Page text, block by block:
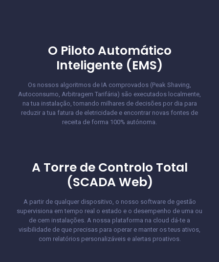
O Piloto Automático
Inteligente (EMS)
Os nossos algoritmos de IA comprovados (Peak Shaving,
Autoconsumo, Arbitragem Tarifária) são executados localmente,
na tua instalação, tomando milhares de decisões por dia para
reduzir a tua fatura de eletricidade e encontrar novas fontes de
receita de forma 100% autónoma.
A Torre de Controlo Total
(SCADA Web)
A partir de qualquer dispositivo, o nosso software de gestão
supervisiona em tempo real o estado e o desempenho de uma ou
de cem instalações. A nossa plataforma na cloud dá-te a
visibilidade de que precisas para operar e manter os teus ativos,
com relatórios personalizáveis e alertas proativos.